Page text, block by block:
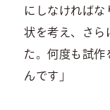
にしなければな
状を考え、さら
た。何度も試作
んです」